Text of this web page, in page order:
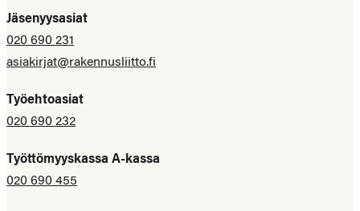
Jäsenyysasiat
020 690 231
asiakirjat@rakennusliitto.fi
Työehtoasiat
020 690 232
Työttömyyskassa A-kassa
020 690 455